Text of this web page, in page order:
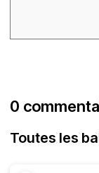
0
Toutes les